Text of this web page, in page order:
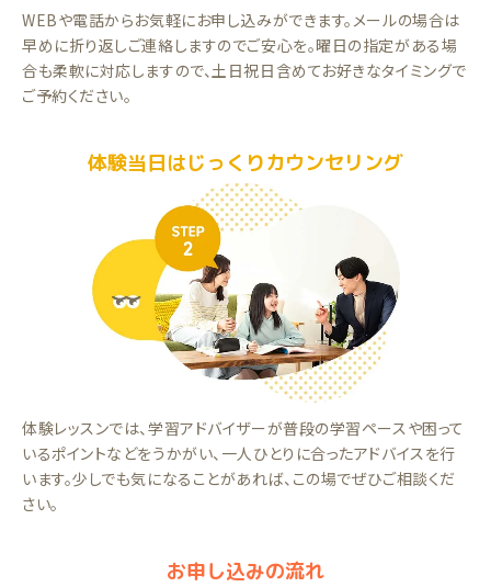
WEBや電話からお気軽にお申し込みができます。メールの場合は
早めに折り返しご連絡しますのでご安心を。曜日の指定がある場
合も柔軟に対応しますので、土日祝日含めてお好きなタイミングで
ご予約ください。
体験当日はじっくりカウンセリング
体験レッスンでは、学習アドバイザーが普段の学習ペースや困って
いるポイントなどをうかがい、一人ひとりに合ったアドバイスを行
います。少しでも気になることがあれば、この場でぜひご相談くだ
さい。
お申し込みの流れ